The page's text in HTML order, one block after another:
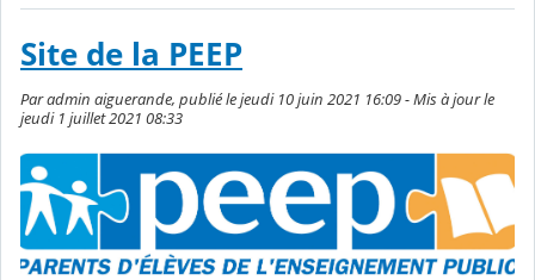
Site de la PEEP
Par admin aiguerande, publié le jeudi 10 juin 2021 16:09 - Mis à jour le
jeudi 1 juillet 2021 08:33